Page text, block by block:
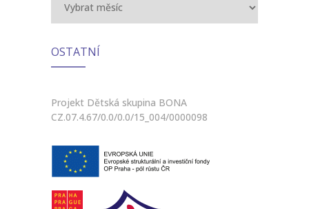
OSTATNÍ
Projekt Dětská skupina BONA
CZ.07.4.67/0.0/0.0/15_004/0000098